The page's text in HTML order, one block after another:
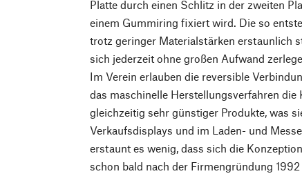
Platte durch einen Schlitz in der zweiten
einem Gummiring fixiert wird. Die so
trotz geringer Materialstärken erstaunlich
sich jederzeit ohne großen Aufwand
Im Verein erlauben die reversible
das maschinelle Herstellungsverfahren
gleichzeitig sehr günstiger Produkte, was
Verkaufsdisplays und im Laden- und
erstaunt es wenig, dass sich die
schon bald nach der Firmengründung